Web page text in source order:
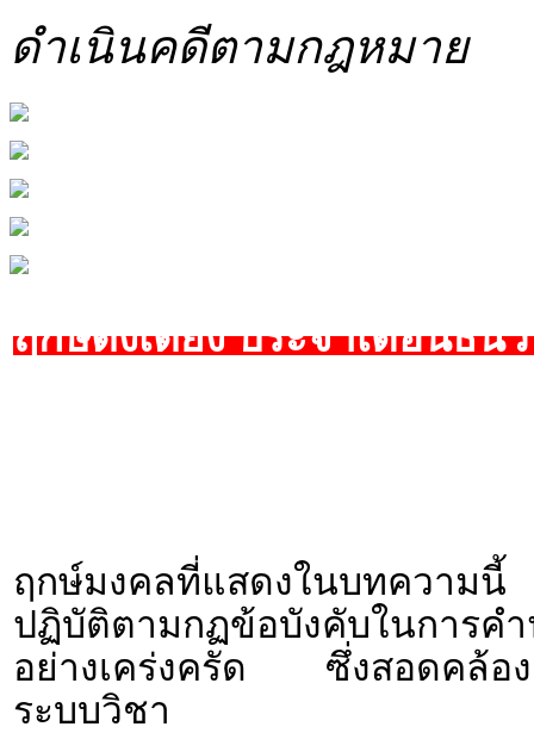
ดำเนินคดีตามกฎหมาย
ฤกษ์ตั้งเตียง ประจำเดือนธัน
ฤกษ์มงคลที่แสดงในบทความ
ปฏิบัติตามกฏข้อบังคับในก
อย่างเคร่งครัด ซึ่งสอดคล้อง
ระบบวิชา